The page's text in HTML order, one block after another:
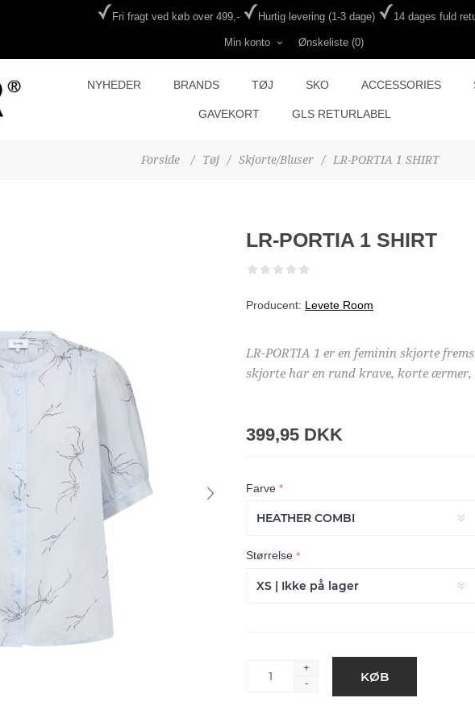
Fri fragt ved køb over 499,- Hurtig levering (1-3 dage) 14 dages fuld
Min konto Ønskeliste (0)
NYHEDER BRANDS TØJ SKO ACCESSORIES
GAVEKORT GLS RETURLABEL
Forside / Tøj / Skjorte/Bluser / LR-PORTIA 1 SHIRT
LR-PORTIA 1 SHIRT
Producent: Levete Room
LR-PORTIA 1 er en feminin skjorte
skjorte har en rund krave, korte
399,95 DKK
Farve *
Størrelse *
+
-